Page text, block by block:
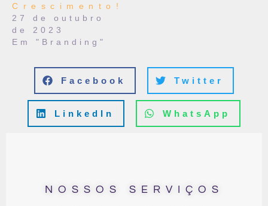
Crescimento!
27 de outubro
de 2023
Em "Branding"
Facebook Twitter
LinkedIn WhatsApp
NOSSOS SERVIÇOS